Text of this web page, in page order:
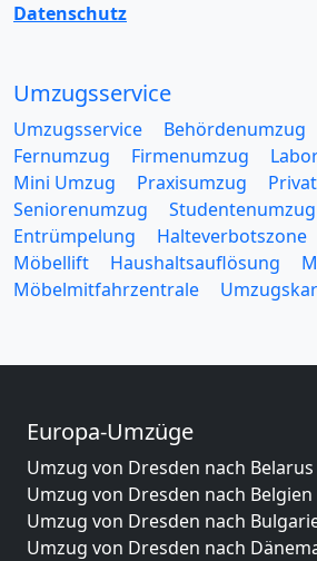
Datenschutz
Umzugsservice
Umzugsservice Behördenumzug
Fernumzug
Firmenumzug
Mini Umzug
Praxisumzug
Seniorenumzug
Studentenumzug
Entrümpelung
Halteverbotszone
Möbellift
Haushaltsauflösung
Möbelmitfahrzentrale
Europa-Umzüge
Umzug von Dresden nach Belarus
Umzug von Dresden nach Belgien
Umzug von Dresden nach
Umzug von Dresden nach